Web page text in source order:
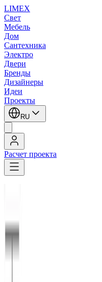
LIMEX
Свет
Мебель
Дом
Сантехника
Электро
Двери
Бренды
Дизайнеры
Идеи
Проекты
RU
Расчет проекта
1/2